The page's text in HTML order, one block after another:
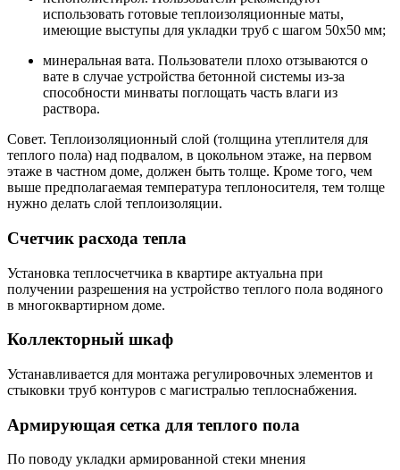
использовать готовые теплоизоляционные маты,
имеющие выступы для укладки труб с шагом 50х50 мм;
минеральная вата. Пользователи плохо отзываются о
вате в случае устройства бетонной системы из-за
способности минваты поглощать часть влаги из
раствора.
Совет. Теплоизоляционный слой (толщина утеплителя для
теплого пола) над подвалом, в цокольном этаже, на первом
этаже в частном доме, должен быть толще. Кроме того, чем
выше предполагаемая температура теплоносителя, тем толще
нужно делать слой теплоизоляции.
Счетчик расхода тепла
Установка теплосчетчика в квартире актуальна при
получении разрешения на устройство теплого пола водяного
в многоквартирном доме.
Коллекторный шкаф
Устанавливается для монтажа регулировочных элементов и
стыковки труб контуров с магистралью теплоснабжения.
Армирующая сетка для теплого пола
По поводу укладки армированной стеки мнения